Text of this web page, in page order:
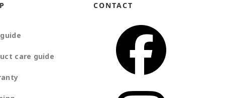
care guide
CONTACT